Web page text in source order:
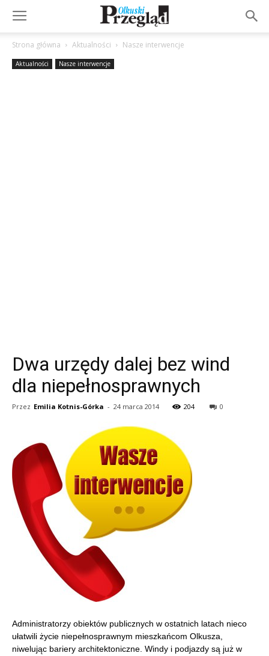
Strona główna Aktualności Nasze interwencje
Aktualności Nasze interwencje
Dwa urzędy dalej bez wind
dla niepełnosprawnych
Przez Emilia Kotnis-Górka - 24 marca 2014 204 0
Administratorzy obiektów publicznych w ostatnich latach nieco
ułatwili życie niepełnosprawnym mieszkańcom Olkusza,
niwelując bariery architektoniczne. Windy i podjazdy są już w